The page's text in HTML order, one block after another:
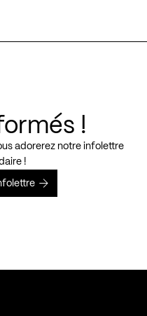
!
adorerez notre infolettre
!